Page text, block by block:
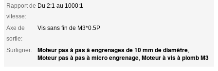
Rapport de
vitesse:
Du 2:1 au 1000:1
Axe de
sortie:
Vis sans fin de M3*0.5P
Surligner: Moteur pas à pas à engrenages de 10 mm de diamètre,
Moteur pas à pas à micro engrenage, Moteur à vis à plomb M3